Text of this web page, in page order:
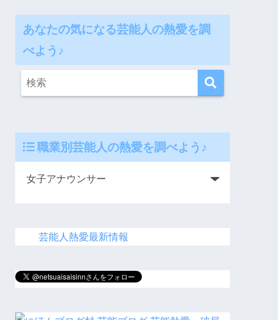
あなたの気になる芸能人の熱愛を調
べよう♪
職業別芸能人の熱愛を調べよう♪
芸能人熱愛最新情報